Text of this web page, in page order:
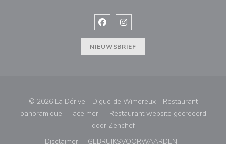
Facebook ((opent in een nieuw
Instagram ((opent in een
NIEUWSBRIEF
© 2026 La Dérive - Digue de Wimereux - Restaurant
panoramique - Face mer — Restaurant website gecreëerd
door Zenchef((opent in een nieuw
Disclaimer
GEBRUIKSVOORWAARDEN